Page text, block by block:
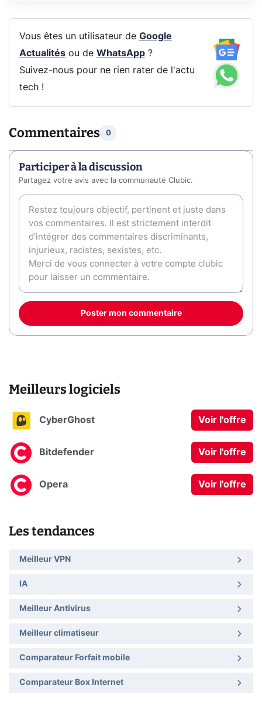
Vous êtes un utilisateur de Google
Actualitésou de WhatsApp?
Suivez-nous pour ne rien rater de l'actu
tech !
Commentaires 0
Participer à la discussion
Partagez votre avis avec la communauté Clubic.
Poster mon commentaire
Meilleurs logiciels
CyberGhost Voir l'offre
Bitdefender Voir l'offre
Opera Voir l'offre
Les tendances
Meilleur VPN
IA
Meilleur Antivirus
Meilleur climatiseur
Comparateur Forfait mobile
Comparateur Box Internet